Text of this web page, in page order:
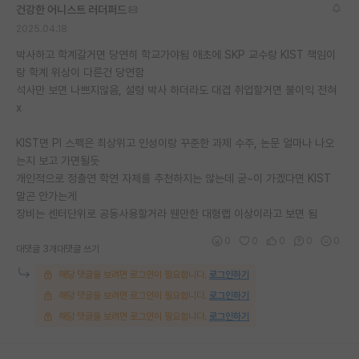
건강한 어니스트 러더퍼드
박사하고 학계갈거면 당연히 학교가야됨 애초에 SKP 교수랑 KIST 책임이
랑 학계 위상이 다른건 당연함
석사만 보면 나쁘지않음, 설령 박사 하더라도 대겹 취업할거면 불이익 전혀
x
KIST면 PI 스펙은 최상위고 인성이랑 꾸준한 과제 수주, 논문 얼마나 나오
는지 보고 가면될듯
개인적으로 정출연 학연 자체를 추천하지는 않는데 굳~이 가겠다면 KIST
말곤 안가는게
장비는 센터단위로 공동사용할거라 웬만한 대형랩 이상이라고 보면 됨
대댓글 3개 대댓글 쓰기
해당 댓글을 보려면 로그인이 필요합니다. 로그인하기
해당 댓글을 보려면 로그인이 필요합니다. 로그인하기
해당 댓글을 보려면 로그인이 필요합니다. 로그인하기